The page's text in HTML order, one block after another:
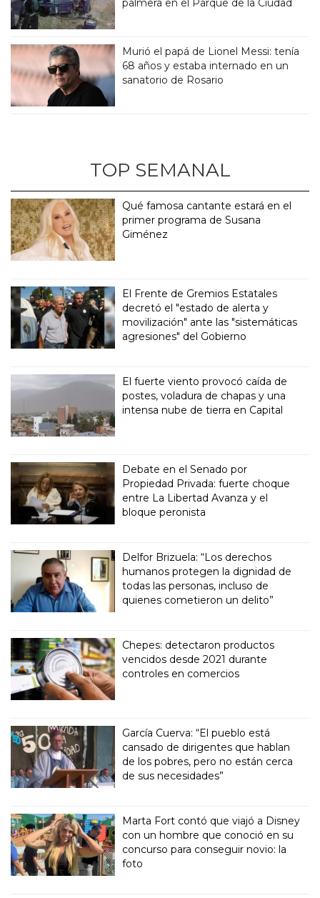
palmera en el Parque de la Ciudad
Murió el papá de Lionel Messi: tenía
68 años y estaba internado en un
sanatorio de Rosario
TOP SEMANAL
Qué famosa cantante estará en el
primer programa de Susana
Giménez
El Frente de Gremios Estatales
decretó el "estado de alerta y
movilización" ante las "sistemáticas
agresiones" del Gobierno
El fuerte viento provocó caída de
postes, voladura de chapas y una
intensa nube de tierra en Capital
Debate en el Senado por
Propiedad Privada: fuerte choque
entre La Libertad Avanza y el
bloque peronista
Delfor Brizuela: “Los derechos
humanos protegen la dignidad de
todas las personas, incluso de
quienes cometieron un delito”
Chepes: detectaron productos
vencidos desde 2021 durante
controles en comercios
García Cuerva: “El pueblo está
cansado de dirigentes que hablan
de los pobres, pero no están cerca
de sus necesidades”
Marta Fort contó que viajó a Disney
con un hombre que conoció en su
concurso para conseguir novio: la
foto